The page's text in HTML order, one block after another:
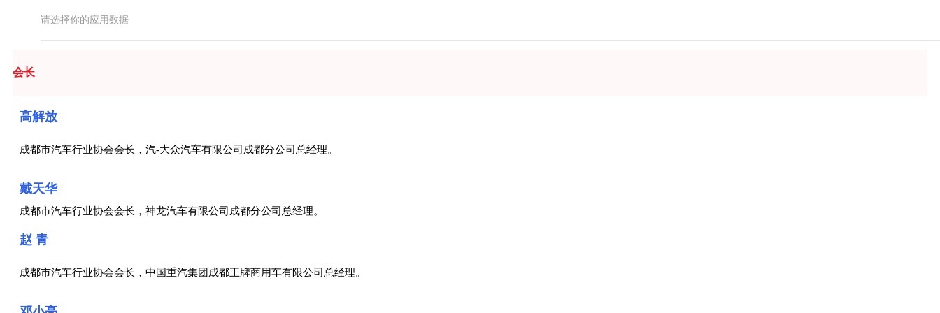
请选择你的应用数据
会长
高解放
成都市汽车行业协会会长，汽-大众汽车有限公司成都分公司总经理。
戴天华
成都市汽车行业协会会长，神龙汽车有限公司成都分公司总经理。
赵 青
成都市汽车行业协会会长，中国重汽集团成都王牌商用车有限公司总经理。